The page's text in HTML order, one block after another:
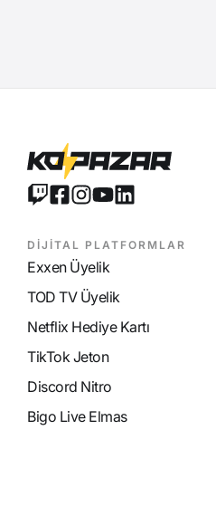
DİJİTAL PLATFORMLAR
Exxen Üyelik
TOD TV Üyelik
Netflix Hediye Kartı
TikTok Jeton
Discord Nitro
Bigo Live Elmas